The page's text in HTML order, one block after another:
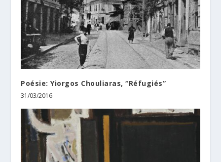
Poésie: Yiorgos Chouliaras, “Réfugiés”
31/03/2016